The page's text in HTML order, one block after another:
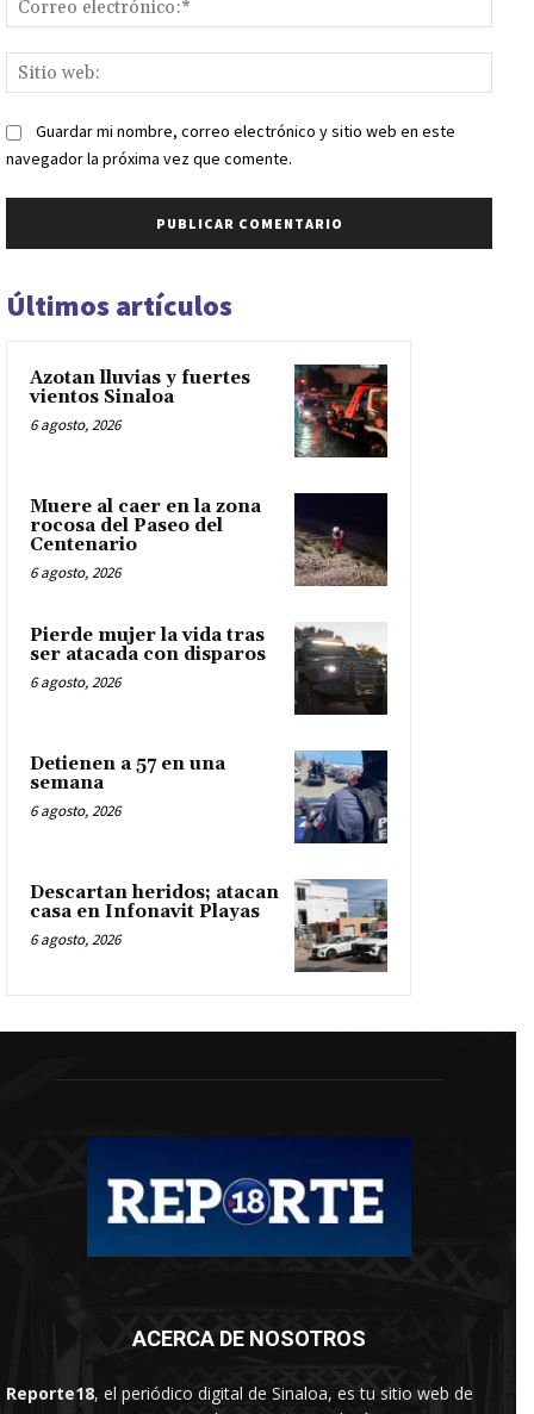
web:
Guardar mi nombre, correo electrónico y sitio web en este
navegador la próxima vez que comente.
Últimos artículos
Azotan lluvias y fuertes
vientos Sinaloa
6 agosto, 2026
Muere al caer en la zona
rocosa del Paseo del
Centenario
6 agosto, 2026
Pierde mujer la vida tras
ser atacada con disparos
6 agosto, 2026
Detienen a 57 en una
semana
6 agosto, 2026
Descartan heridos; atacan
casa en Infonavit Playas
6 agosto, 2026
ACERCA DE NOSOTROS
Reporte18, el periódico digital de Sinaloa, es tu sitio web de